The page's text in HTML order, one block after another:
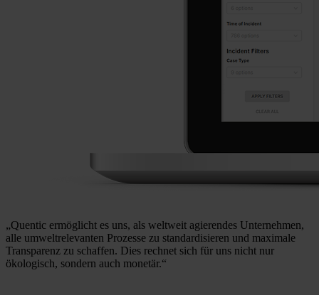
„Quentic ermöglicht es uns, als weltweit agierendes Unternehmen,
alle umweltrelevanten Prozesse zu standardisieren und maximale
Transparenz zu schaffen. Dies rechnet sich für uns nicht nur
ökologisch, sondern auch monetär.“